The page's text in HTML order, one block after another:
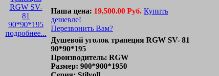
подробнее...
Наша цена: 19,500.00 Руб. Купить
дешевле!
Перезвонить Вам?
Душевой уголок трапеция RGW SV- 81
90*90*195
Производитель: RGW
Размер: 900*900*1950